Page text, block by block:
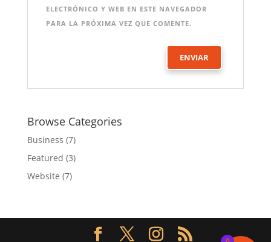
ELECTRÓNICO Y WEB EN ESTE NAVEGADOR
PARA LA PRÓXIMA VEZ QUE COMENTE.
Browse Categories
Business (7)
Featured (3)
Website (7)